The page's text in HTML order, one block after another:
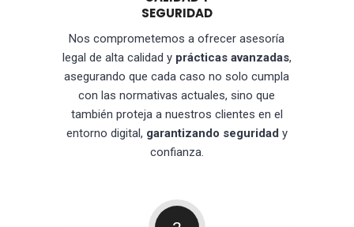
SEGURIDAD
Nos comprometemos a ofrecer asesoría
legal de alta calidad y prácticas avanzadas,
asegurando que cada caso no solo cumpla
con las normativas actuales, sino que
también proteja a nuestros clientes en el
entorno digital, garantizando seguridad y
confianza.